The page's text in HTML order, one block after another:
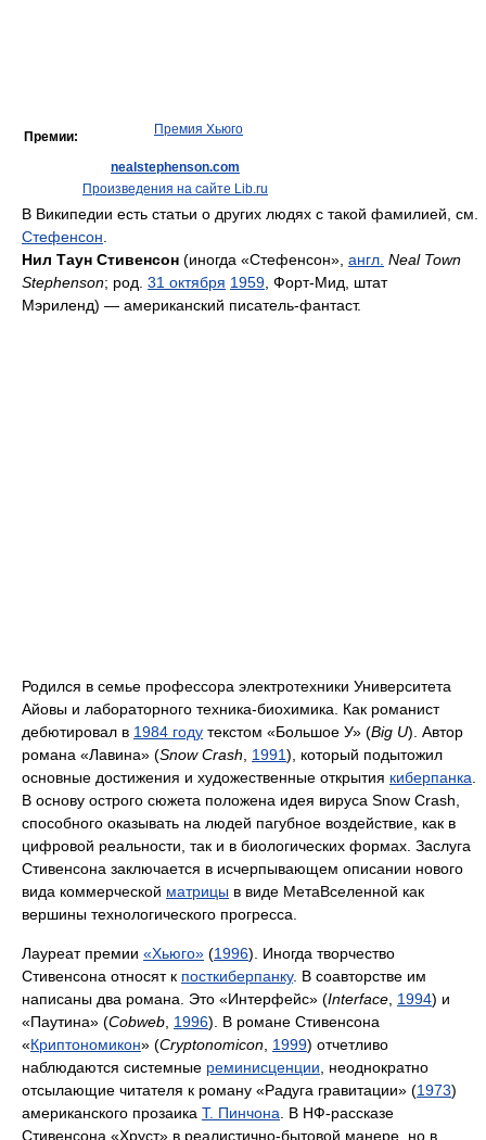
Премии: Премия Хьюго
nealstephenson.com
Произведения на сайте Lib.ru
В Википедии есть статьи о других людях с такой фамилией, см.
Стефенсон
Нил Таун Стивенсон (иногда «Стефенсон», англ. Neal Town
Stephenson; род. 31 октября 1959 , Форт-Мид, штат
Мэриленд) — американский писатель-фантаст.
Родился в семье профессора электротехники Университета
Айовы и лабораторного техника-биохимика. Как романист
дебютировал в 1984 году текстом «Большое У» (Big U). Автор
романа «Лавина» (Snow Crash 1991), который подытожил
основные достижения и художественные открытия киберпанка
В основу острого сюжета положена идея вируса Snow Crash,
способного оказывать на людей пагубное воздействие, как в
цифровой реальности, так и в биологических формах. Заслуга
Стивенсона заключается в исчерпывающем описании нового
вида коммерческой матрицы в виде МетаВселенной как
вершины технологического прогресса.
Лауреат премии «Хьюго» (1996). Иногда творчество
Стивенсона относят к посткиберпанку. В соавторстве им
написаны два романа. Это «Интерфейс» (Interface 1994) и
«Паутина» (Cobweb 1996). В романе Стивенсона
«Криптономикон» (Cryptonomicon 1999) отчетливо
наблюдаются системные реминисценции , неоднократно
отсылающие читателя к роману «Радуга гравитации» (1973)
американского прозаика Т. Пинчона . В НФ-рассказе
Стивенсона «Хруст» в реалистично-бытовой манере, но в